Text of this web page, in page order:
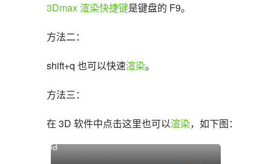
3Dmax渲染快捷键是键盘的 F9。
方法二：
shift+q 也可以快速渲染。
方法三：
在 3D 软件中点击这里也可以渲染，如下图：